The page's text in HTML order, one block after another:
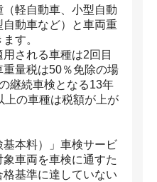
（軽自動車、小型自動
動車など）と車両重
す。
される車種は2回目
量税は50％免除の場
継続車検となる13年
上の車種は税額が上が
基本料）」車検サービ
車両を車検に通すた
基準に達していない